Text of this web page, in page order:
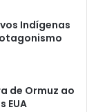
Indígenas
de Ormuz ao
EUA